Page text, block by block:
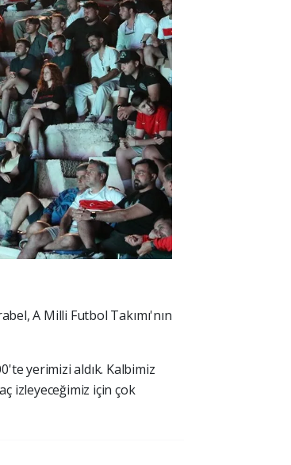
A Milli Futbol Takımı'nın
yerimizi aldık. Kalbimiz
izleyeceğimiz için çok